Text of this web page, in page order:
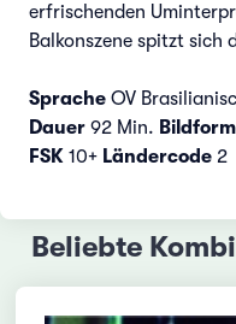
erfrischenden
Balkonszene spitzt sich
Sprache OV
Dauer 92 Min.
FSK 10+ Ländercode 2
Beliebte